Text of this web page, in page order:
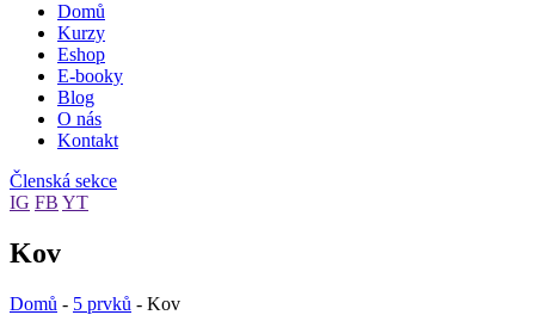
Domů
Kurzy
Eshop
E-booky
Blog
O nás
Kontakt
Členská sekce
IG FB YT
Kov
Domů - 5 prvků - Kov